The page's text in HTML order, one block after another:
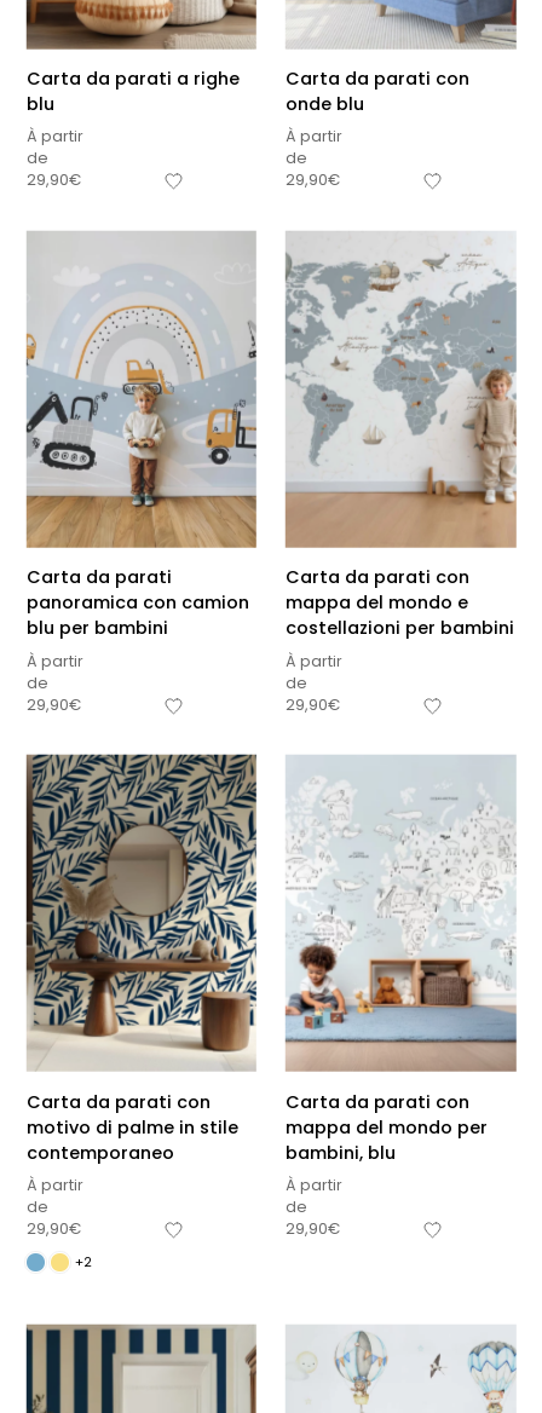
Carta da parati a righe
blu
À partir
de
29,90€
Carta da parati con
onde blu
À partir
de
29,90€
Carta da parati
panoramica con camion
blu per bambini
À partir
de
29,90€
Carta da parati con
mappa del mondo e
costellazioni per bambini
À partir
de
29,90€
Carta da parati con
motivo di palme in stile
contemporaneo
À partir
de
29,90€
+2
Carta da parati con
mappa del mondo per
bambini, blu
À partir
de
29,90€